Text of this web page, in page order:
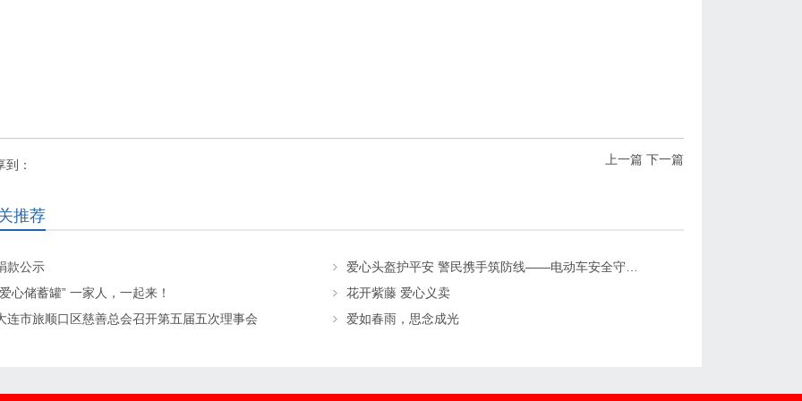
上一篇 下一篇
到：
推荐
款公示
爱心头盔护平安 警民携手筑防线——电动车安全守护行动
心储蓄罐” 一家人，一起来！
花开紫藤 爱心义卖
连市旅顺口区慈善总会召开第五届五次理事会
爱如春雨，思念成光